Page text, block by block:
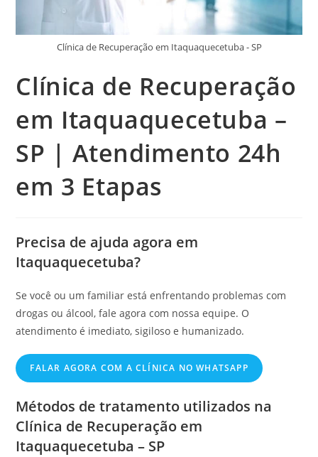
Clínica de Recuperação em Itaquaquecetuba - SP
Clínica de Recuperação
em Itaquaquecetuba –
SP | Atendimento 24h
em 3 Etapas
Precisa de ajuda agora em
Itaquaquecetuba?
Se você ou um familiar está enfrentando problemas com
drogas ou álcool, fale agora com nossa equipe. O
atendimento é imediato, sigiloso e humanizado.
FALAR AGORA COM A CLÍNICA NO WHATSAPP
Métodos de tratamento utilizados na
Clínica de Recuperação em
Itaquaquecetuba – SP